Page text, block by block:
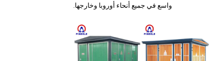
واسع في جميع أنحاء أوروبا وخارجها.